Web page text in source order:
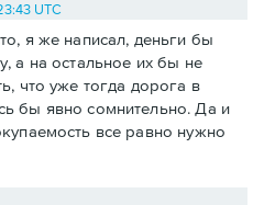
UTC
я же написал, деньги бы
а на остальное их бы не
что уже тогда дорога в
бы явно сомнительно. Да и
все равно нужно